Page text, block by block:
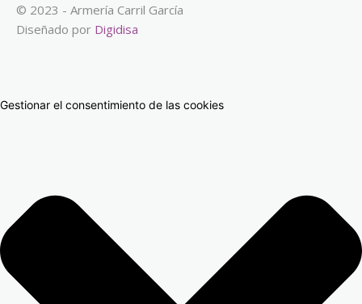
© 2023 - Armería Carril García
Diseñado por Digidisa
Gestionar el consentimiento de las cookies